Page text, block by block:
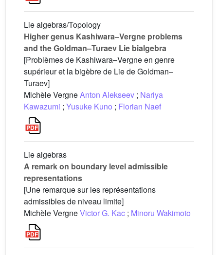
Lie algebras/Topology
Higher genus Kashiwara–Vergne problems
and the Goldman–Turaev Lie bialgebra
[Problèmes de Kashiwara–Vergne en genre
supérieur et la bigèbre de Lie de Goldman–
Turaev]
Michèle VergneAnton Alekseev ; Nariya
Kawazumi ; Yusuke Kuno ; Florian Naef
Lie algebras
A remark on boundary level admissible
representations
[Une remarque sur les représentations
admissibles de niveau limite]
Michèle VergneVictor G. Kac ; Minoru Wakimoto